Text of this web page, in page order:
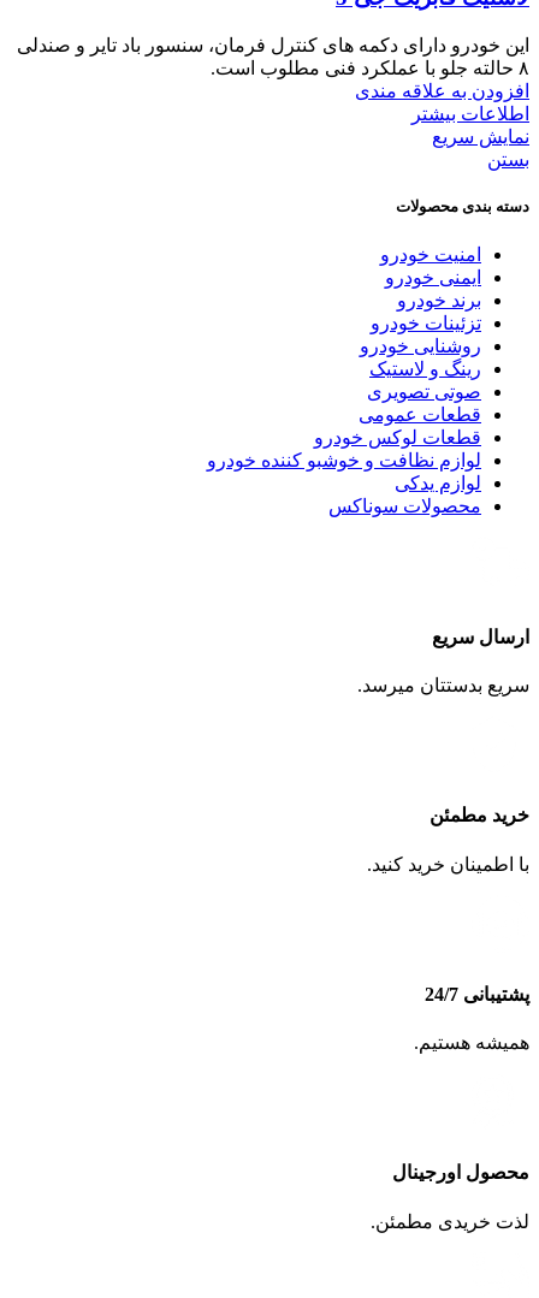
این خودرو دارای دکمه های کنترل فرمان، سنسور باد تایر و صندلی
۸ حالته جلو با عملکرد فنی مطلوب است.
افزودن به علاقه مندی
اطلاعات بیشتر
نمایش سریع
بستن
دسته بندی محصولات
امنیت خودرو
ایمنی خودرو
برند خودرو
تزئینات خودرو
روشنایی خودرو
رینگ و لاستیک
صوتی تصویری
قطعات عمومی
قطعات لوکس خودرو
لوازم نظافت و خوشبو کننده خودرو
لوازم یدکی
محصولات سوناکس
ارسال سریع
سریع بدستتان میرسد.
خرید مطمئن
با اطمینان خرید کنید.
پشتیبانی 24/7
همیشه هستیم.
محصول اورجینال
لذت خریدی مطمئن.